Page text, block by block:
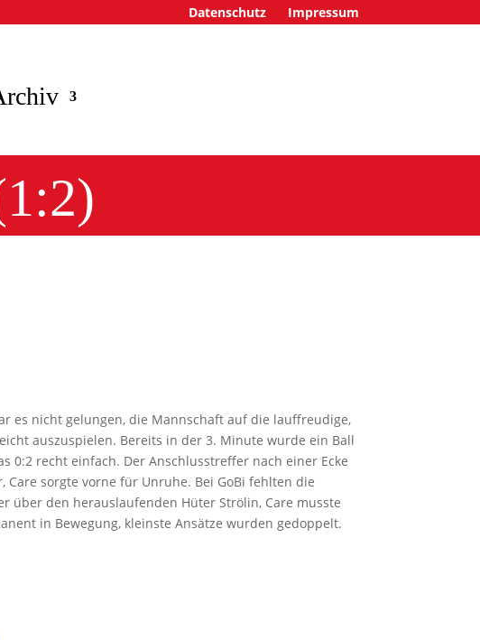
Datenschutz Impressum
es nicht gelungen, die Mannschaft auf die lauffreudige,
auszuspielen. Bereits in der 3. Minute wurde ein Ball
0:2 recht einfach. Der Anschlusstreffer nach einer Ecke
Care sorgte vorne für Unruhe. Bei GoBi fehlten die
über den herauslaufenden Hüter Strölin, Care musste
in Bewegung, kleinste Ansätze wurden gedoppelt.